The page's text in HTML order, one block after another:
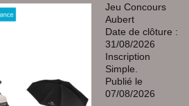
Jeu Concours
Aubert
Date de clôture :
31/08/2026
Inscription
Simple.
Publié le
07/08/2026